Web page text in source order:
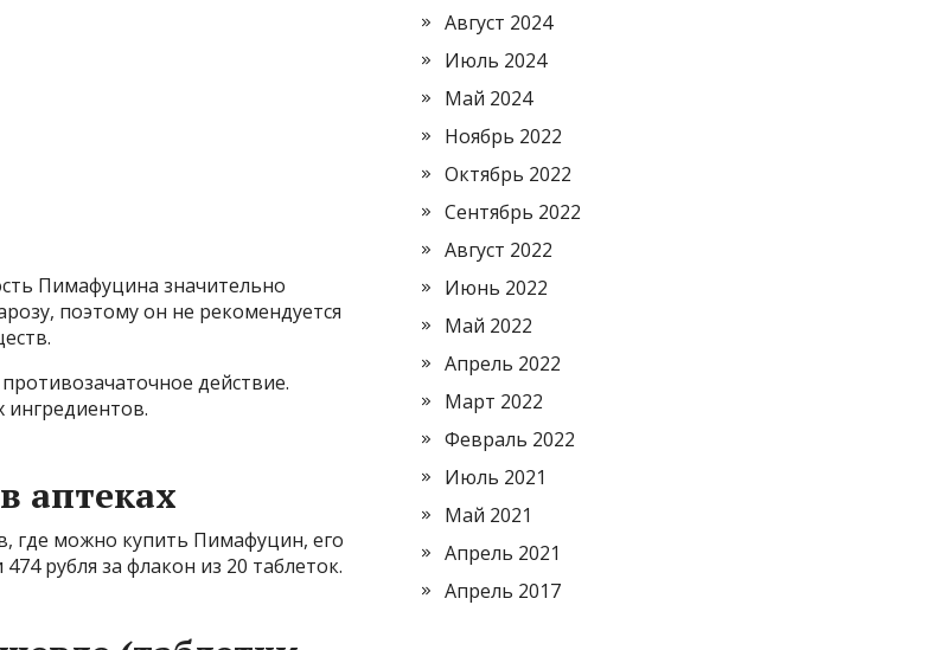
Пимафуцина значительно
поэтому он не рекомендуется
действие.
аптеках
где можно купить Пимафуцин, его
рубля за флакон из 20 таблеток.
Август 2024
Июль 2024
Май 2024
Ноябрь 2022
Октябрь 2022
Сентябрь 2022
Август 2022
Июнь 2022
Май 2022
Апрель 2022
Март 2022
Февраль 2022
Июль 2021
Май 2021
Апрель 2021
Апрель 2017